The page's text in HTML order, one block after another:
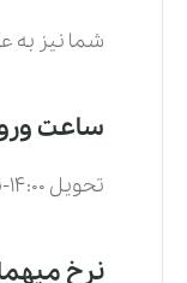
شما نیز به
ساعت
تحویل 14:00-تخلیه12:00
نرخ